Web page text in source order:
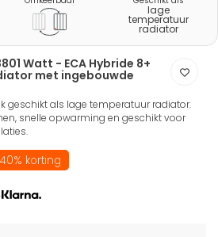
lage
temperatuur
radiator
Watt - ECA Hybride 8+
met ingebouwde
geschikt als lage temperatuur radiator.
snelle opwarming en geschikt voor
40% korting